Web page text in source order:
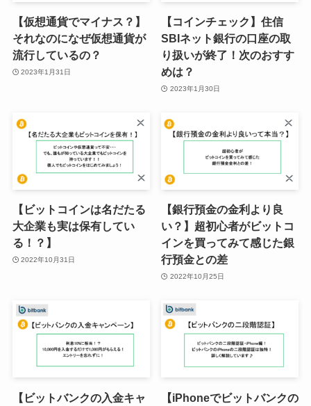
【仮想通貨でマイナス？】
それなのになぜ仮想通貨が
流行しているの？
2023年1月31日
【コインチェック】住信
SBIネット銀行の口座の取
り扱いが終了！次のおすす
めは？
2023年1月30日
【ビットコインは名だたる
大企業も実は保有してい
る！？】
2022年10月31日
【銀行預金の金利より良
い？】超初心者がビットコ
インを買ってみて感じた銀
行預金との差
2022年10月25日
【ビットバンクの入金キャ
【iPhoneでビットバンクの